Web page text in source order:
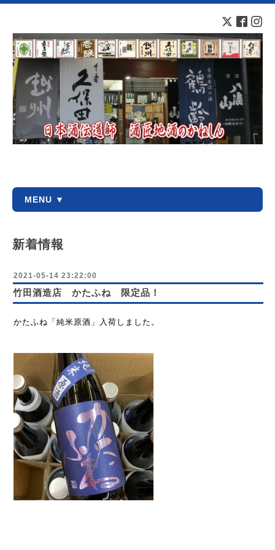
MENU ▼
新着情報
2021-05-14 23:22:00
竹田酒造店 かたふね 限定品！
かたふね「純米原酒」入荷しました。